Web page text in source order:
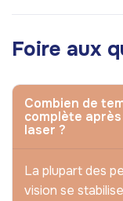
Foire aux
Combien de
complète
laser ?
La plupart des
vision se